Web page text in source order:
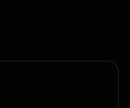
performance